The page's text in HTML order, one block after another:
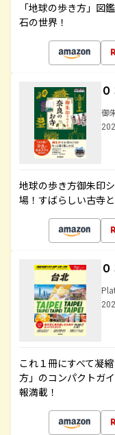
「地球の歩き方」図
石の世界！
御
地球の歩き方御朱印
場！すばらしい古寺
これ１冊にすべて凝
方」のコンパクトガ
報満載！